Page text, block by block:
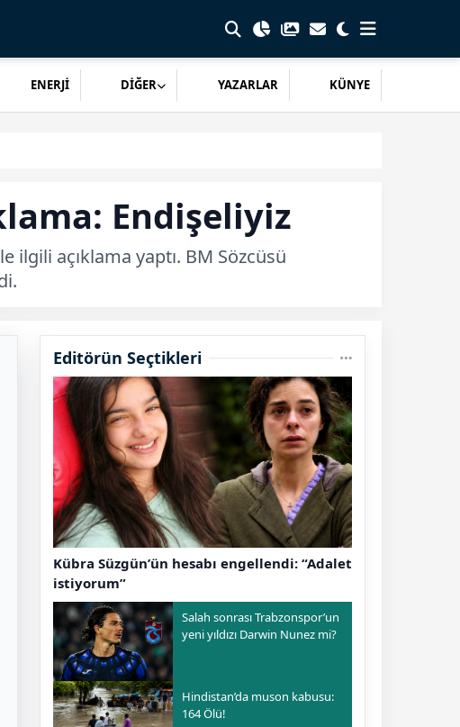
ENERJİ DİĞER YAZARLAR KÜNYE
Endişeliyiz
ilgili açıklama yaptı. BM Sözcüsü
Editörün Seçtikleri
Kübra Süzgün’ün hesabı engellendi: “Adalet
istiyorum”
Salah sonrası Trabzonspor’un
yeni yıldızı Darwin Nunez mi?
Hindistan’da muson kabusu:
164 Ölü!